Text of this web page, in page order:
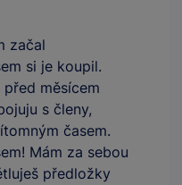
začal
si je koupil.
před měsícem
s členy,
časem.
Mám za sebou
předložky